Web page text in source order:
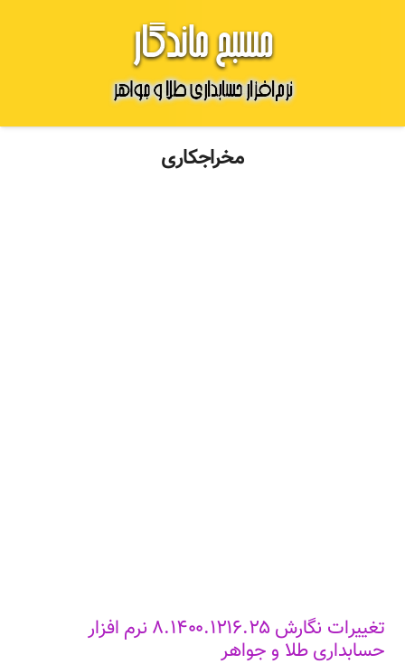
مخراجکاری
تغییرات نگارش ۸.۱۴۰۰.۱۲۱۶.۲۵ نرم افزار
حسابداری طلا و جواهر